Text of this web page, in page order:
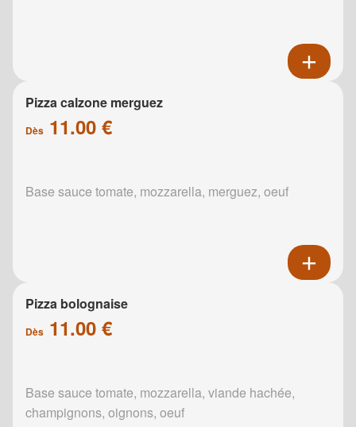
Pizza calzone merguez
Dès 11.00 €
Base sauce tomate, mozzarella, merguez, oeuf
Pizza bolognaise
Dès 11.00 €
Base sauce tomate, mozzarella, viande hachée,
champignons, oignons, oeuf